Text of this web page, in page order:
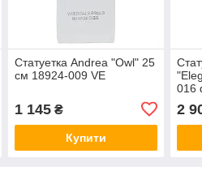
Статуетка Andrea "Owl" 25
см 18924-009 VE
1 145₴
Купити
016
2